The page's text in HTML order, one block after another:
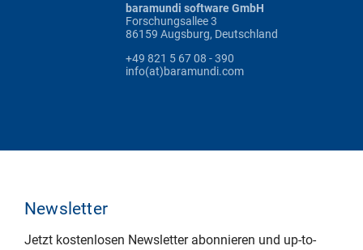
baramundi software GmbH
Forschungsallee 3
86159 Augsburg, Deutschland
+49 821 5 67 08 - 390
info(at)baramundi.com
Newsletter
Jetzt kostenlosen Newsletter abonnieren und up-to-